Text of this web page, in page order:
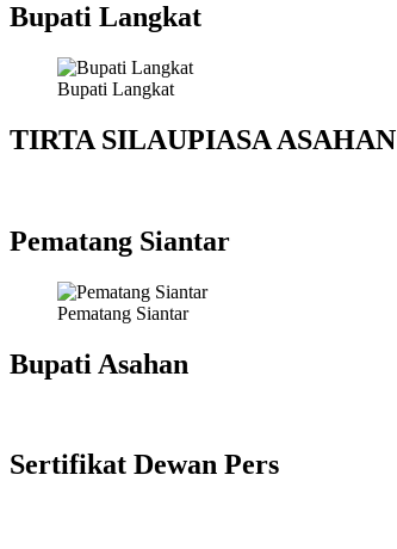
Bupati Langkat
Bupati Langkat
TIRTA SILAUPIASA ASAHAN
Pematang Siantar
Pematang Siantar
Bupati Asahan
Sertifikat Dewan Pers